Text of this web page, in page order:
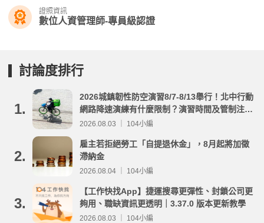
證照資訊
數位人資管理師-專員級認證
討論度排行
1.
2026城鎮韌性防空演習8/7-8/13舉行！北中行動
網路降速演練有什麼限制？演習時間及管制注意
事項整理
2026.08.03 ｜ 104小編
2.
雇主若拒絕勞工「自提退休金」，8月起將加徵
滯納金
2026.08.04 ｜ 104小編
3.
【工作快找App】捷運搜尋更彈性、封鎖公司更
夠用、職缺資訊更透明｜3.37.0 版本更新教學
2026.08.03 ｜ 104小編